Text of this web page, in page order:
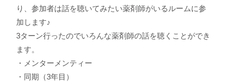
り、参加者は話を聴いてみたい薬剤師がいるルームに参
加します♪
3ターン行ったのでいろんな薬剤師の話を聴くことができ
ます。
・メンターメンティー
・同期（3年目）